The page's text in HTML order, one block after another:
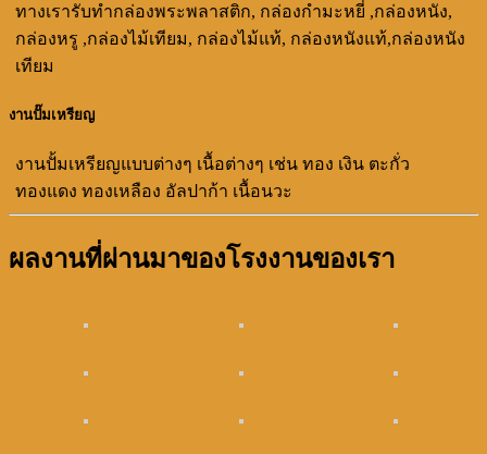
ทางเรารับทำกล่องพระพลาสติก, กล่องกำมะหยี่ ,กล่องหนัง,
กล่องหรู ,กล่องไม้เทียม, กล่องไม้แท้, กล่องหนังแท้,กล่องหนัง
เทียม
งานปั๊มเหรียญ
งานปั้มเหรียญแบบต่างๆ เนื้อต่างๆ เช่น ทอง เงิน ตะกั่ว
ทองแดง ทองเหลือง อัลปาก้า เนื้อนวะ
ผลงานที่ผ่านมาของโรงงานของเรา